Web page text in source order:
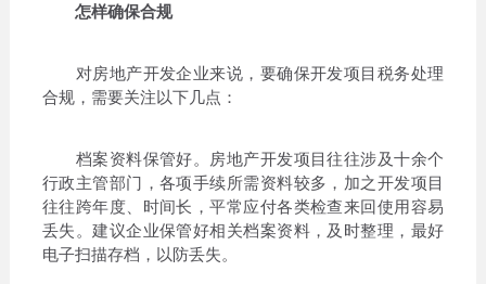
怎样确保合规
对房地产开发企业来说，要确保开发项目税务处理
合规，需要关注以下几点：
档案资料保管好。房地产开发项目往往涉及十余个
行政主管部门，各项手续所需资料较多，加之开发项目
往往跨年度、时间长，平常应付各类检查来回使用容易
丢失。建议企业保管好相关档案资料，及时整理，最好
电子扫描存档，以防丢失。